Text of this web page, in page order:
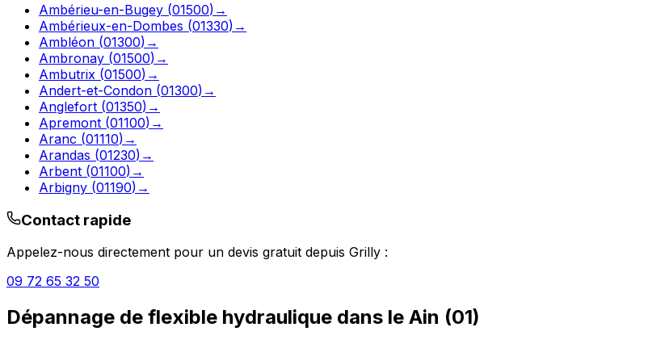
Ambérieu-en-Bugey (01500) →
Ambérieux-en-Dombes (01330) →
Ambléon (01300) →
Ambronay (01500) →
Ambutrix (01500) →
Andert-et-Condon (01300) →
Anglefort (01350) →
Apremont (01100) →
Aranc (01110) →
Arandas (01230) →
Arbent (01100) →
Arbigny (01190) →
Contact rapide
Appelez-nous directement pour un devis gratuit depuis Grilly :
09 72 65 32 50
Dépannage de flexible hydraulique dans le Ain (01)